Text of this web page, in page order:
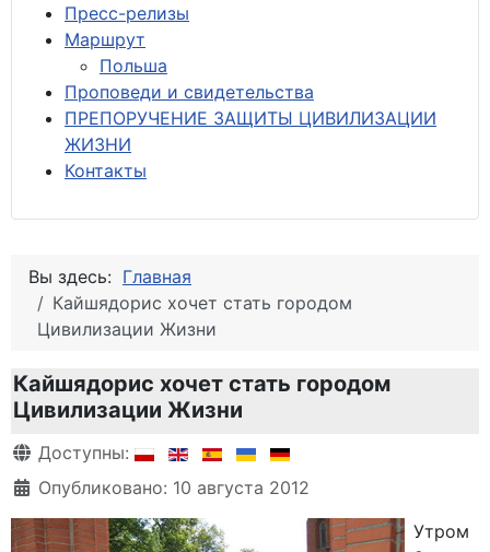
Пресс-релизы
Маршрут
Польша
Проповеди и свидетельства
ПРЕПОРУЧЕНИЕ ЗАЩИТЫ ЦИВИЛИЗАЦИИ
ЖИЗНИ
Контакты
Вы здесь: Главная
Кайшядорис хочет стать городом
Цивилизации Жизни
Кайшядорис хочет стать городом
Цивилизации Жизни
Информация о материале
Доступны:
Опубликовано: 10 августа 2012
Утром